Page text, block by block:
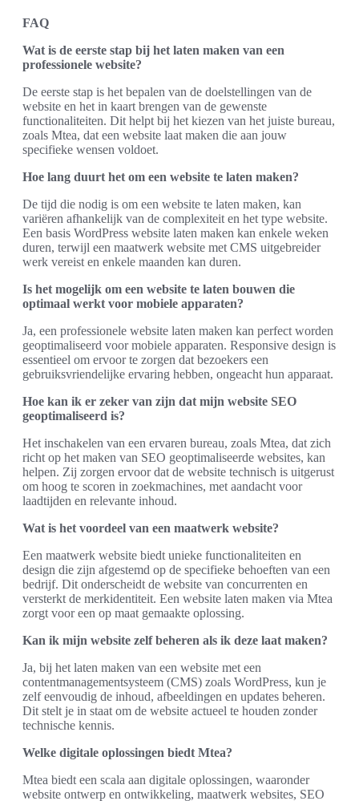
FAQ
Wat is de eerste stap bij het laten maken van een
professionele website?
De eerste stap is het bepalen van de doelstellingen van de
website en het in kaart brengen van de gewenste
functionaliteiten. Dit helpt bij het kiezen van het juiste bureau,
zoals Mtea, dat een website laat maken die aan jouw
specifieke wensen voldoet.
Hoe lang duurt het om een website te laten maken?
De tijd die nodig is om een website te laten maken, kan
variëren afhankelijk van de complexiteit en het type website.
Een basis WordPress website laten maken kan enkele weken
duren, terwijl een maatwerk website met CMS uitgebreider
werk vereist en enkele maanden kan duren.
Is het mogelijk om een website te laten bouwen die
optimaal werkt voor mobiele apparaten?
Ja, een professionele website laten maken kan perfect worden
geoptimaliseerd voor mobiele apparaten. Responsive design is
essentieel om ervoor te zorgen dat bezoekers een
gebruiksvriendelijke ervaring hebben, ongeacht hun apparaat.
Hoe kan ik er zeker van zijn dat mijn website SEO
geoptimaliseerd is?
Het inschakelen van een ervaren bureau, zoals Mtea, dat zich
richt op het maken van SEO geoptimaliseerde websites, kan
helpen. Zij zorgen ervoor dat de website technisch is uitgerust
om hoog te scoren in zoekmachines, met aandacht voor
laadtijden en relevante inhoud.
Wat is het voordeel van een maatwerk website?
Een maatwerk website biedt unieke functionaliteiten en
design die zijn afgestemd op de specifieke behoeften van een
bedrijf. Dit onderscheidt de website van concurrenten en
versterkt de merkidentiteit. Een website laten maken via Mtea
zorgt voor een op maat gemaakte oplossing.
Kan ik mijn website zelf beheren als ik deze laat maken?
Ja, bij het laten maken van een website met een
contentmanagementsysteem (CMS) zoals WordPress, kun je
zelf eenvoudig de inhoud, afbeeldingen en updates beheren.
Dit stelt je in staat om de website actueel te houden zonder
technische kennis.
Welke digitale oplossingen biedt Mtea?
Mtea biedt een scala aan digitale oplossingen, waaronder
website ontwerp en ontwikkeling, maatwerk websites, SEO